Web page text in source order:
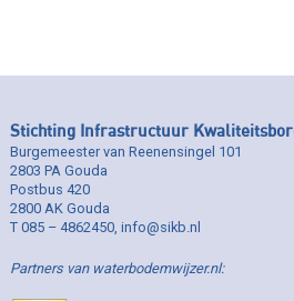
Stichting Infrastructuur
Burgemeester van Reenensingel 101
2803 PA Gouda
Postbus 420
2800 AK Gouda
T 085 – 4862450, info@sikb.nl
Partners van waterbodemwijzer.nl: